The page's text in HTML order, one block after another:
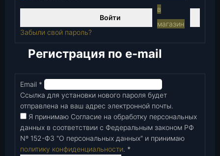
в
магазин
Войти
Забыли свой пароль?
Регистрация по e-mail
Email *
Ссылка для установки нового пароля будет
отправлена ​​на ваш адрес электронной почты.
Я принимаю Согласие на обработку персональных
данных в соответствии с Федеральным законом РФ
Nº 152-Ф3 "О персональных данных" и принимаю
политику конфиденциальности. *